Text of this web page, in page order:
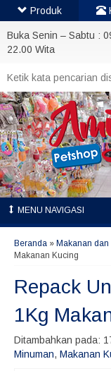
Buka Senin – Sabtu :
22.00 Wita
MENU NAVIGASI
Beranda » Makanan
Makanan Kucing
Repack
1Kg
Ditambahkan pada:
Minuman, Makanan
Produk